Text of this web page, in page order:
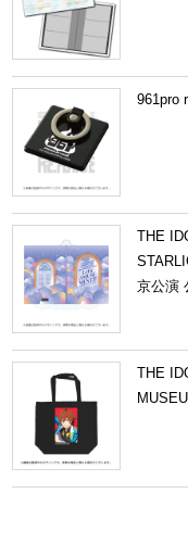
961pro
THE
京公演
THE